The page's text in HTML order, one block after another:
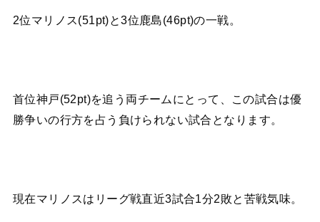
2位マリノス(51pt)と3位鹿島(46pt)の一戦。
首位神戸(52pt)を追う両チームにとって、この試合は優
勝争いの行方を占う負けられない試合となります。
現在マリノスはリーグ戦直近3試合1分2敗と苦戦気味。